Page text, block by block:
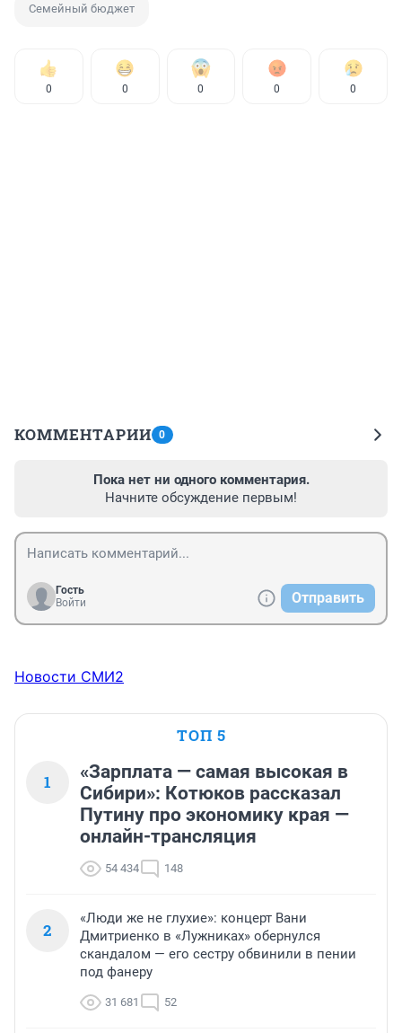
Семейный бюджет
0 0 0 0 0
КОММЕНТАРИИ 0
Пока нет ни одного комментария.
Начните обсуждение первым!
Гость
Войти
Отправить
Новости СМИ2
ТОП 5
1
«Зарплата — самая высокая в
Сибири»: Котюков рассказал
Путину про экономику края —
онлайн-трансляция
54 434 148
2
«Люди же не глухие»: концерт Вани
Дмитриенко в «Лужниках» обернулся
скандалом — его сестру обвинили в пении
под фанеру
31 681 52